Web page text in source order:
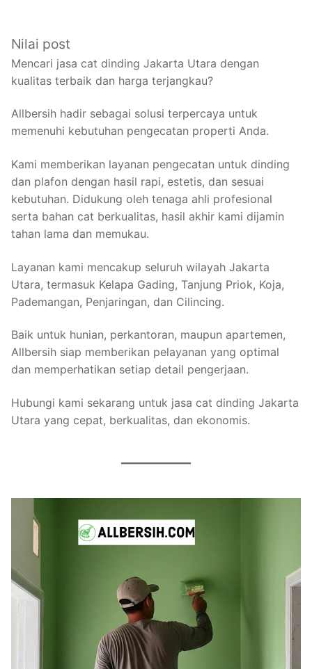
Nilai post
Mencari jasa cat dinding Jakarta Utara dengan
kualitas terbaik dan harga terjangkau?
Allbersih hadir sebagai solusi terpercaya untuk
memenuhi kebutuhan pengecatan properti Anda.
Kami memberikan layanan pengecatan untuk dinding
dan plafon dengan hasil rapi, estetis, dan sesuai
kebutuhan. Didukung oleh tenaga ahli profesional
serta bahan cat berkualitas, hasil akhir kami dijamin
tahan lama dan memukau.
Layanan kami mencakup seluruh wilayah Jakarta
Utara, termasuk Kelapa Gading, Tanjung Priok, Koja,
Pademangan, Penjaringan, dan Cilincing.
Baik untuk hunian, perkantoran, maupun apartemen,
Allbersih siap memberikan pelayanan yang optimal
dan memperhatikan setiap detail pengerjaan.
Hubungi kami sekarang untuk jasa cat dinding Jakarta
Utara yang cepat, berkualitas, dan ekonomis.